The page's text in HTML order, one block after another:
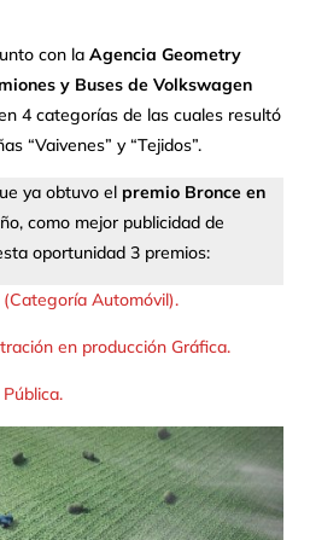
con laAgencia Geometry
y Buses de Volkswagen
4 categorías de las cuales resultó
“Vaivenes” y “Tejidos”.
ya obtuvo elpremio Bronce en
como mejor publicidad de
oportunidad 3 premios:
Automóvil).
en producción Gráfica.